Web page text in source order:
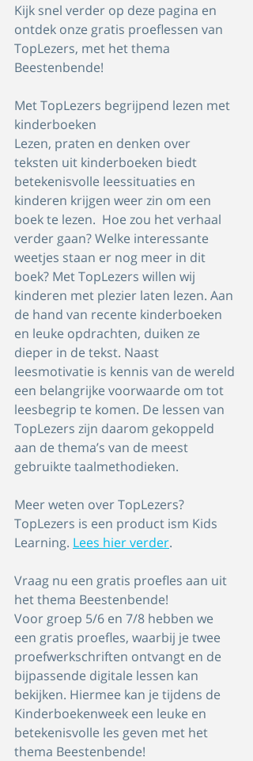
Kijk snel verder op deze pagina en
ontdek onze gratis proeflessen van
TopLezers, met het thema
Beestenbende!
Met TopLezers begrijpend lezen met
kinderboeken
Lezen, praten en denken over
teksten uit kinderboeken biedt
betekenisvolle leessituaties en
kinderen krijgen weer zin om een
boek te lezen.  Hoe zou het verhaal
verder gaan? Welke interessante
weetjes staan er nog meer in dit
boek? Met TopLezers willen wij
kinderen met plezier laten lezen. Aan
de hand van recente kinderboeken
en leuke opdrachten, duiken ze
dieper in de tekst. Naast
leesmotivatie is kennis van de wereld
een belangrijke voorwaarde om tot
leesbegrip te komen. De lessen van
TopLezers zijn daarom gekoppeld
aan de thema’s van de meest
gebruikte taalmethodieken.
Meer weten over TopLezers?
TopLezers is een product ism Kids
Learning. Lees hier verder.
Vraag nu een gratis proefles aan uit
het thema Beestenbende!
Voor groep 5/6 en 7/8 hebben we
een gratis proefles, waarbij je twee
proefwerkschriften ontvangt en de
bijpassende digitale lessen kan
bekijken. Hiermee kan je tijdens de
Kinderboekenweek een leuke en
betekenisvolle les geven met het
thema Beestenbende!